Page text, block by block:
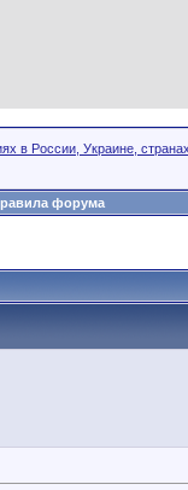
в России, Украине,
форума